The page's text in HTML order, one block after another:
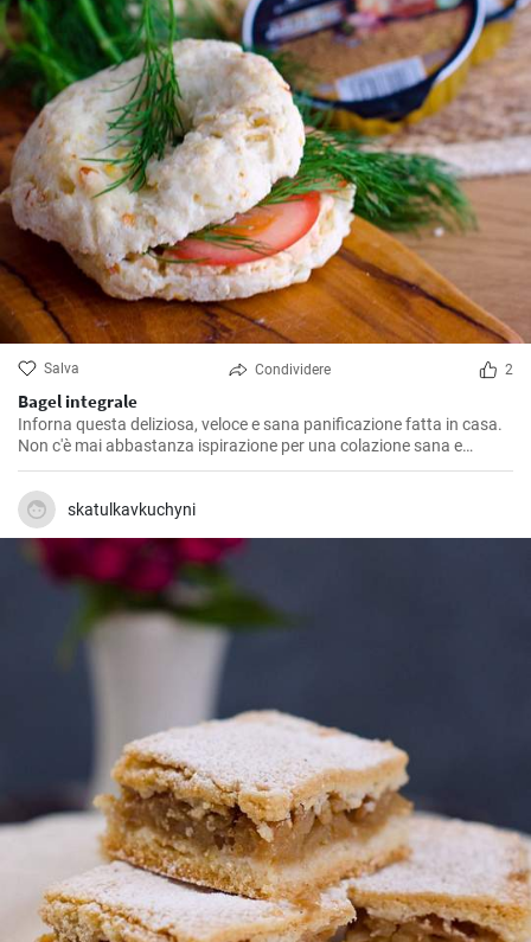
Salva Condividere 2
Bagel integrale
Inforna questa deliziosa, veloce e sana panificazione fatta in casa.
Non c'è mai abbastanza ispirazione per una colazione sana e
gustosa.
skatulkavkuchyni